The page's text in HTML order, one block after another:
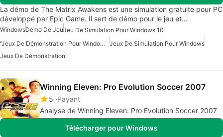
La démo de The Matrix Awakens est une simulation gratuite pour PC
développé par Epic Game. Il sert de démo pour le jeu et…
WindowsDémo De JeuJeu De Simulation Pour Windows 10
"Jeux De Démonstration Pour Windows"
Jeux De Simulation Pour Windows
Jeux De Démonstration
Winning Eleven: Pro Evolution Soccer 2007
5 Payant
Analyse de Winning Eleven: Pro Evolution Soccer 2007
Télécharger pour Windows